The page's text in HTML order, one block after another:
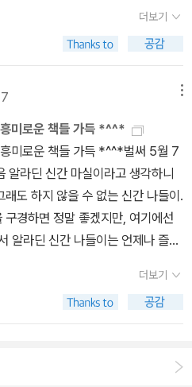
설정한 다음그 시대와 상황의 cont
. 그리고 이를 다시 리더십의 종류
성이상당히 마음에 들었고, 내용도
, 역사적 사건, 그들의 글 등을 먼
과 연결시켜 어렵지 않게 설명하는
영서로 분류되지만 각 리더를 설
기들이 흥미진진해 경영학에 대해
에 그다지 관심없는 사람이읽어도
만한 책이다./ 알라딘 6기경영 분야
을 보았나>책을 읽다보면 내용에
짜고짜 작가에게 홀딱 반하는 책도
거니와 그 뛰어난 글들을 써 낸 작
되는 책이었다. 도대체 내가 왜!!
책이기 보다는 북카페 같은 곳에
마음에 듭니다. 물리학에 대한 전반
인 과학현상을 친근하게 소개해 주
단 호흡을 고르게 해 주는것 같아
평가단 yeonv6님[경영/경제] 분야<
지지 않는다는 것이 아니라 불필요
법정스님의 가르침에 따라 어제
래야만 몸이 가벼워 더 빨리 달릴 수
있다. 사장의 조건이라 하여 사장
더들이나 리더를 꿈꾸는 예비리더
성공 자들에게도 많은 도움이 되
야 신간평가단레몬향기님<역사
설정한 다음그 시대와 상황의 cont
. 그리고 이를 다시 리더십의 종류
성이상당히 마음에 들었고, 내용도
과 연결시켜 어렵지 않게 설명하는
<워낭>은 같은 방식으로 '소가 바
력들을 과시하지 않습니다. 소 앞
어니스트 톰슨 시튼의 <아름답고
았더라면 과연 위험천만, 소설가 김
차 했겠냐 싶습니다. <아름답고 슬
이 가능하다면)문학보다 더문학
의 세계>가생물들의 기이한 습성
이사슬의 광포함이나개체에 대한
져서 '동물 이야기'라면 수순처럼 그
삶의 가장 잔인한 법칙들과 드라
아주 작은 우월감조차 허락하지않
기록은 굳이 개가 되지 않고도, 개
는 드라마를지어내지않고도 충분히
그는 이야기 집을 짓는 솜씨도 여느
더보기
미로운 책들 가득 *^^*
미로운 책들 가득 *^^*벌써 5월 7
알라딘 신간 마실이라고 생각하니
도 하지 않을 수 없는 신간 나들이.
경하면 정말 좋겠지만, 여기에선
알라딘 신간 나들이는 언제나 즐겁
다 구입할 수도 없고, 몇몇 한국인
보고 있지만, 그래도 수없이 쏟아
이다. 제법 책을 구입했다고 하면
있어서 그런 게 아니라, 요즘엔 지
더보기